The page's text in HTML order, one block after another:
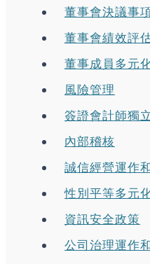
董事會決議事
董事會績效評
董事成員多元
風險管理
簽證會計師獨
內部稽核
誠信經營運作
性別平等多元
資訊安全政策
公司治理運作